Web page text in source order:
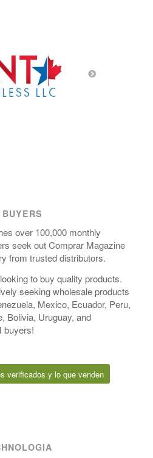
over 100,000 monthly
seek out Comprar Magazine
from trusted distributors.
to buy quality products.
seeking wholesale products
Mexico, Ecuador, Peru,
Bolivia, Uruguay, and
buyers!
verificados y lo que venden